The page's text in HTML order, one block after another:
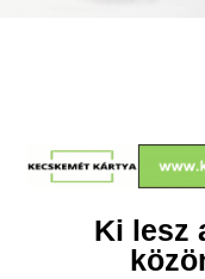
Ki lesz